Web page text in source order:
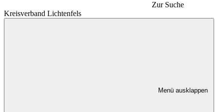
Zur Suche
Kreisverband Lichtenfels
Menü ausklappen